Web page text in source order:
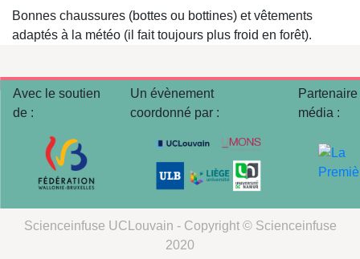
Bonnes chaussures (bottes ou bottines) et vêtements
adaptés à la météo (il fait toujours plus froid en forêt).
Avec le soutien
de :
Un évènement
coordonné par :
Partenaire
média :
Scienceinfuse UCLouvain - Copyright © Scienceinfuse
2020